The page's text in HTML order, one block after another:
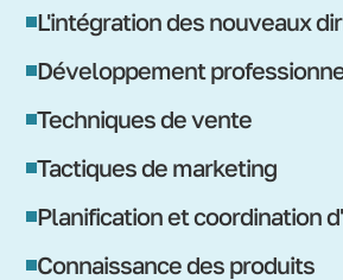
L'intégration des nouveaux
Développement
Techniques de vente
Tactiques de marketing
Planification et coordination
Connaissance des produits